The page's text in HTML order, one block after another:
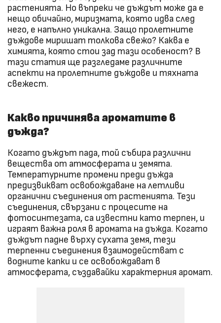
растенията. Но въпреки че дъждът може да е
нещо обичайно, миризмата, която идва след
него, е напълно уникална. Защо пролетните
дъждове миришат толкова свежо? Каква е
химията, която стои зад тази особеност? В
тази статия ще разгледаме различните
аспекти на пролетните дъждове и тяхната
свежест.
Какво причинява ароматите в
дъжда?
Когато дъждът пада, той събира различни
вещества от атмосферата и земята.
Температурните промени преди дъжда
предизвикват освобождаване на летливи
органични съединения от растенията. Тези
съединения, свързани с процесите на
фотосинтезата, са известни като терпен, и
играят важна роля в аромата на дъжда. Когато
дъждът падне върху сухата земя, тези
терпенни съединения взаимодействат с
водните капки и се освобождават в
атмосферата, създавайки характерния аромат.